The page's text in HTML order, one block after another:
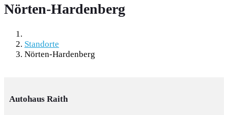
Nörten-Hardenberg
Standorte
Nörten-Hardenberg
Autohaus Raith